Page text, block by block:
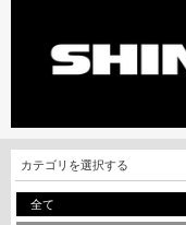
カテゴリを選択する
全て